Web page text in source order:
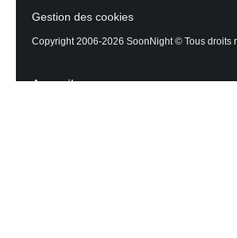
Gestion des cookies
Copyright 2006-2026 SoonNight © Tous droits
Accueil